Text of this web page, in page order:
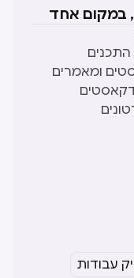
במקום אחד
התכנים
ומאמרים
עבודות